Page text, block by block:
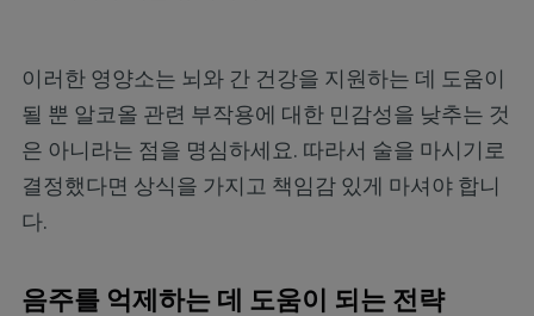
이러한 영양소는 뇌와 간 건강을 지원하는 데 도움이
될 뿐 알코올 관련 부작용에 대한 민감성을 낮추는 것
은 아니라는 점을 명심하세요. 따라서 술을 마시기로
결정했다면 상식을 가지고 책임감 있게 마셔야 합니
다.
음주를 억제하는 데 도움이 되는 전략